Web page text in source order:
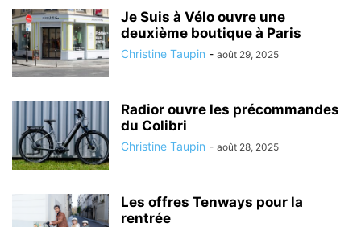
Je Suis à Vélo ouvre une
deuxième boutique à Paris
Christine Taupin - août 29, 2025
Radior ouvre les précommandes
du Colibri
Christine Taupin - août 28, 2025
Les offres Tenways pour la
rentrée